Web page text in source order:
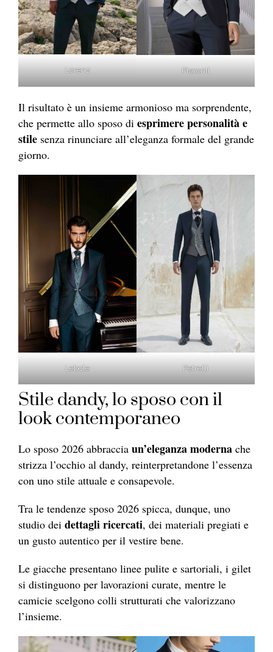
Lorenz Pisconti
Il risultato è un insieme armonioso ma sorprendente,
che permette allo sposo di esprimere personalità e
stile senza rinunciare all’eleganza formale del grande
giorno.
Lebole Petrelli
Stile dandy, lo sposo con il
look contemporaneo
Lo sposo 2026 abbraccia un’eleganza moderna che
strizza l’occhio al dandy, reinterpretandone l’essenza
con uno stile attuale e consapevole.
Tra le tendenze sposo 2026 spicca, dunque, uno
studio dei dettagli ricercati, dei materiali pregiati e
un gusto autentico per il vestire bene.
Le giacche presentano linee pulite e sartoriali, i gilet
si distinguono per lavorazioni curate, mentre le
camicie scelgono colli strutturati che valorizzano
l’insieme.